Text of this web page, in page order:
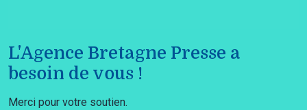
L'Agence Bretagne Presse a
besoin de vous !
Merci pour votre soutien.